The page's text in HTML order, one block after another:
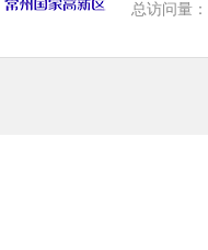
总访问量：